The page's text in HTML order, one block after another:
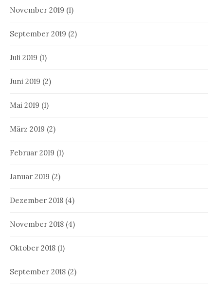
November 2019 (1)
September 2019 (2)
Juli 2019 (1)
Juni 2019 (2)
Mai 2019 (1)
März 2019 (2)
Februar 2019 (1)
Januar 2019 (2)
Dezember 2018 (4)
November 2018 (4)
Oktober 2018 (1)
September 2018 (2)